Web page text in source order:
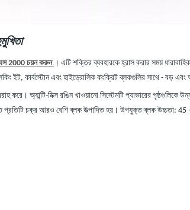
2000 চয়ন করুন । এটি শক্তির ব্যবহারকে হ্রাস করার সময়
ইট, কার্বস্টোন এবং হাইড্রোলিক কংক্রিট ব্লকগুলির সাথে - বড় এবং
করে। অ্যান্টি-মিক্স রঙিন খাওয়ানো সিস্টেমটি প্যাভারের পৃষ্ঠগুলিকে
প্রতিটি চক্র আরও বেশি ব্লক উত্পাদিত হয়। উপযুক্ত ব্লক উচ্চতা: 45 -